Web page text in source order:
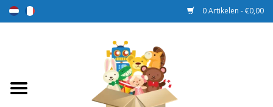
0 Artikelen - €0,00
Speelgoed